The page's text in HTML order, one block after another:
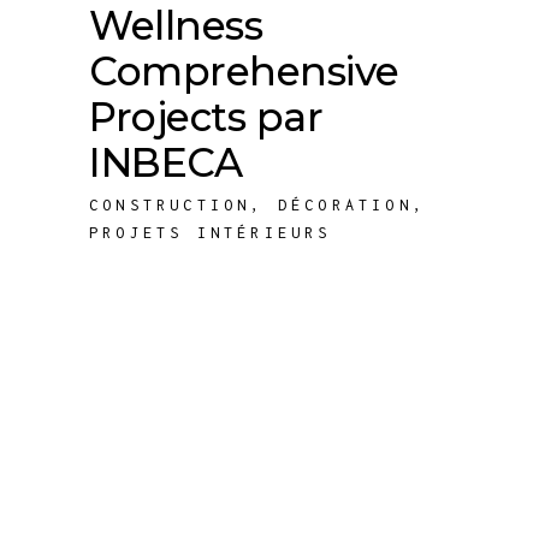
Wellness
Comprehensive
Projects par
INBECA
CONSTRUCTION , DÉCORATION ,
PROJETS INTÉRIEURS